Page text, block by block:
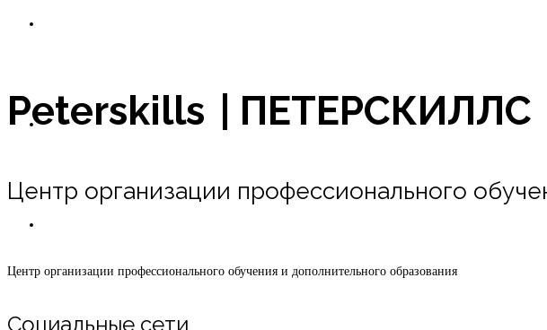
Оплата в рассрочку
Peterskills | ПЕТЕРСКИЛЛС
Центр организации профессионального
Центр организации профессионального обучения и дополнительного образования
Социальные сети